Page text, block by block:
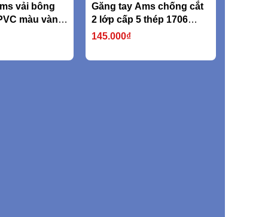
vải bông
màu vàng
Găng tay Ams chống cắt
2 lớp cấp 5 thép 1706
316L
145.000₫